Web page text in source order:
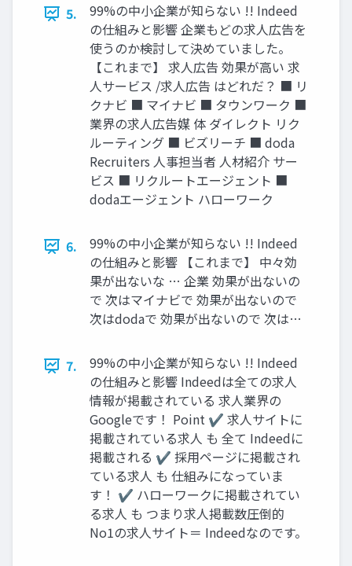
5.
99%の中小企業が知らない !! Indeed
の仕組みと影響 企業もどの求人広告を
使うのか検討して決めていました。
【これまで】 求人広告 効果が高い 求
人サービス /求人広告 はどれだ？ ■ リ
クナビ ■ マイナビ ■ タウンワーク ■
業界の求人広告媒 体 ダイレクト リク
ルーティング ■ ビズリーチ ■ doda
Recruiters 人事担当者 人材紹介 サー
ビス ■ リクルートエージェント ■
dodaエージェント ハローワーク
6.
99%の中小企業が知らない !! Indeed
の仕組みと影響 【これまで】 中々効
果が出ないな … 企業 効果が出ないの
で 次はマイナビで 効果が出ないので
次はdodaで 効果が出ないので 次は…
7.
99%の中小企業が知らない !! Indeed
の仕組みと影響 Indeedは全ての求人
情報が掲載されている 求人業界の
Googleです！ Point ✔ 求人サイトに
掲載されている求人 も 全て Indeedに
掲載される ✔ 採用ページに掲載され
ている求人 も 仕組みになっていま
す！ ✔ ハローワークに掲載されてい
る求人 も つまり求人掲載数圧倒的
No1の求人サイト＝ Indeedなのです。